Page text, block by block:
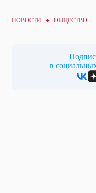
НОВОСТИ ● ОБЩЕСТВО
в